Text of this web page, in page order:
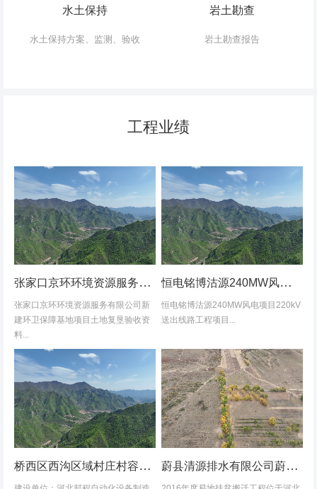
水土保持
水土保持方案、监测、验收
岩土勘查
岩土勘查报告
工程业绩
张家口京环环境资源服务有限公司新建环卫保障基地项目土地复垦验收资料
张家口京环环境资源服务有限公司新
建环卫保障基地项目土地复垦验收资
料...
恒电铭博沽源240MW风电项目220kV送出线路工程项目土地复垦验收资料
恒电铭博沽源240MW风电项目220kV
送出线路工程项目...
桥西区西沟区域村庄村容村貌改造提升及基础设施建设项目堆料场土地复垦验收资料 蔚县清源排水有限公司蔚县2016年度易地扶贫搬迁工程水土保持方案